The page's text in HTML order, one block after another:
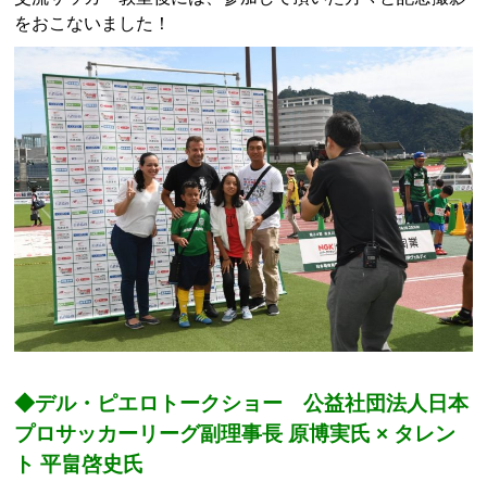
をおこないました！
◆デル・ピエロトークショー 公益社団法人日本
プロサッカーリーグ副理事長 原博実氏 × タレン
ト 平畠啓史氏